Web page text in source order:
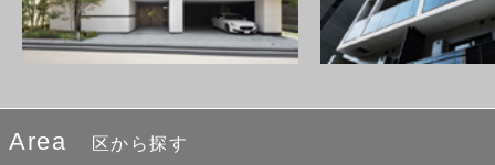
Area 区から探す